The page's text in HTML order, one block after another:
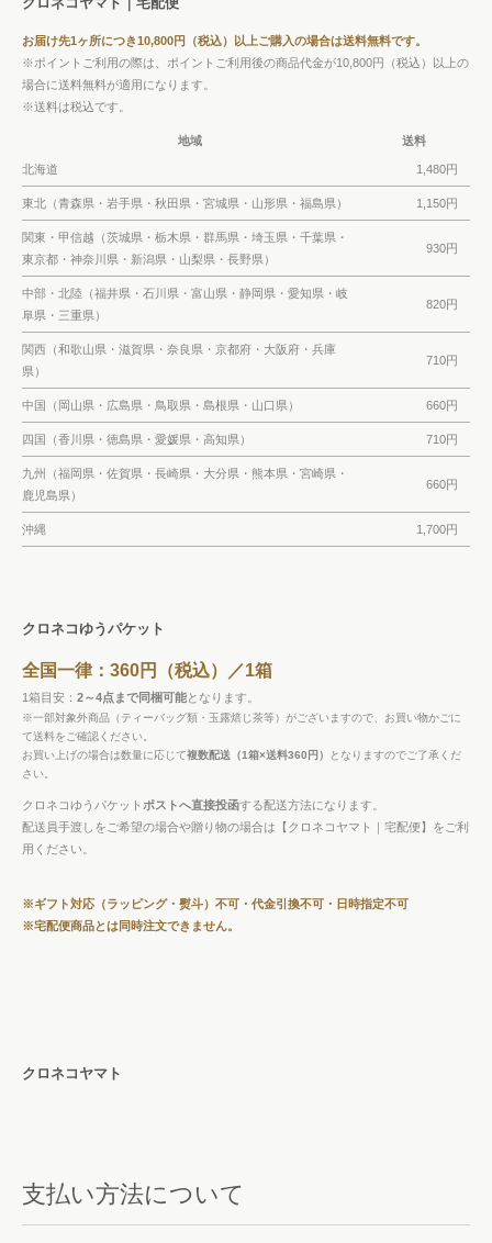
お届け先1ヶ所につき10,800円（税込）以上ご購入の場合は送料無料です。
※ポイントご利用の際は、ポイントご利用後の商品代金が10,800円（税込）以上の
場合に送料無料が適用になります。
※送料は税込です。
地域 送料
北海道 1,480円
東北（青森県・岩手県・秋田県・宮城県・山形県・福島県） 1,150円
関東・甲信越（茨城県・栃木県・群馬県・埼玉県・千葉県・
東京都・神奈川県・新潟県・山梨県・長野県）
930円
中部・北陸（福井県・石川県・富山県・静岡県・愛知県・岐
阜県・三重県）
820円
関西（和歌山県・滋賀県・奈良県・京都府・大阪府・兵庫
県）
710円
中国（岡山県・広島県・鳥取県・島根県・山口県） 660円
四国（香川県・徳島県・愛媛県・高知県） 710円
九州（福岡県・佐賀県・長崎県・大分県・熊本県・宮崎県・
鹿児島県）
660円
沖縄 1,700円
クロネコゆうパケット
全国一律：360円（税込）／1箱
1箱目安： 2～4点まで同梱可能となります。
※一部対象外商品（ティーバッグ類・玉露焙じ茶等）がございますので、お買い物かごに
て送料をご確認ください。
お買い上げの場合は数量に応じて複数配送（1箱×送料360円） となりますのでご了承くだ
さい。
クロネコゆうパケット ポストへ直接投函する配送方法になります。
配送員手渡しをご希望の場合や贈り物の場合は【クロネコヤマト｜宅配便】をご利
用ください。
※ギフト対応（ラッピング・熨斗）不可・代金引換不可・日時指定不可
※宅配便商品とは同時注文できません。
クロネコヤマト
支払い方法について